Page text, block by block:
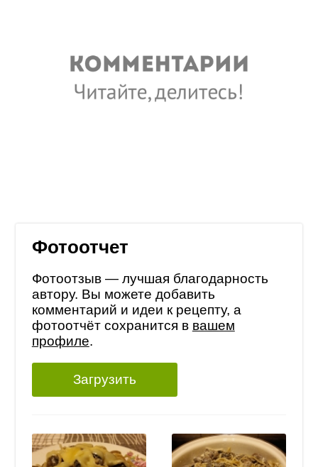
Фотоотчет
Фотоотзыв — лучшая благодарность
автору. Вы можете добавить
комментарий и идеи к рецепту, а
фотоотчёт сохранится в вашем
профиле.
Загрузить